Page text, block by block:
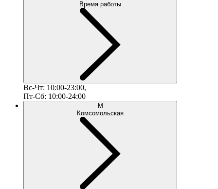
Время работы
Вс-Чт: 10:00-23:00,
Пт-Сб: 10:00-24:00
М
Комсомольская